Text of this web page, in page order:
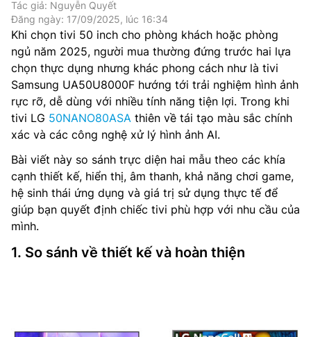
Tác giả: Nguyễn Quyết
Đăng ngày: 17/09/2025, lúc 16:34
Khi chọn tivi 50 inch cho phòng khách hoặc phòng
ngủ năm 2025, người mua thường đứng trước hai lựa
chọn thực dụng nhưng khác phong cách như là tivi
Samsung UA50U8000F hướng tới trải nghiệm hình ảnh
rực rỡ, dễ dùng với nhiều tính năng tiện lợi. Trong khi
tivi LG 50NANO80ASA thiên về tái tạo màu sắc chính
xác và các công nghệ xử lý hình ảnh AI.
Bài viết này so sánh trực diện hai mẫu theo các khía
cạnh thiết kế, hiển thị, âm thanh, khả năng chơi game,
hệ sinh thái ứng dụng và giá trị sử dụng thực tế để
giúp bạn quyết định chiếc tivi phù hợp với nhu cầu của
mình.
1. So sánh về thiết kế và hoàn thiện